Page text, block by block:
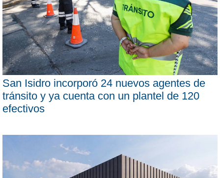
San Isidro incorporó 24 nuevos agentes de
tránsito y ya cuenta con un plantel de 120
efectivos